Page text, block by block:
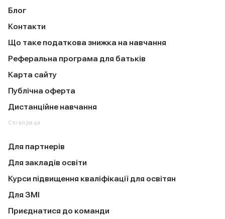
Блог
Контакти
Що таке податкова знижка на навчання
Реферальна програма для батьків
Карта сайту
Публічна оферта
Дистанційне навчання
Співпраця
Для партнерів
Для закладів освіти
Курси підвищення кваліфікації для освітян
Для ЗМІ
Приєднатися до команди